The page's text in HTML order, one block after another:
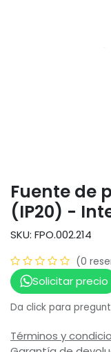
Fuente de
(IP20) -
SKU: FPO.002.214
(0
Solicitar precio
Da click para
Términos y